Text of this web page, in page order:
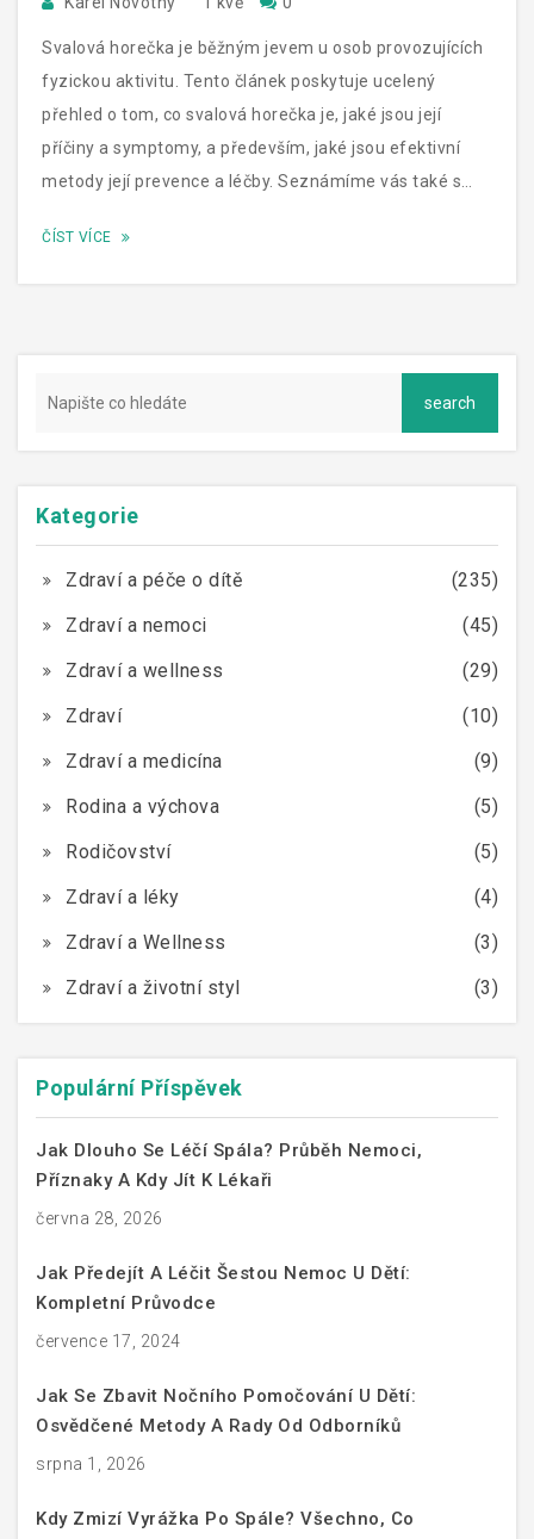
Svalová horečka je běžným jevem u osob provozujících
fyzickou aktivitu. Tento článek poskytuje ucelený
přehled o tom, co svalová horečka je, jaké jsou její
příčiny a symptomy, a především, jaké jsou efektivní
metody její prevence a léčby. Seznámíme vás také s
náročném cvičení byla co nejpříjemnější a
ČÍST VÍCE
Kategorie
Zdraví a péče o dítě
(235)
Zdraví a nemoci
(45)
Zdraví a wellness
(29)
Zdraví
(10)
Zdraví a medicína
(9)
Rodina a výchova
(5)
Rodičovství
(5)
Zdraví a léky
(4)
Zdraví a Wellness
(3)
Zdraví a životní styl
(3)
Populární Příspěvek
Jak Dlouho Se Léčí Spála? Průběh Nemoci,
Příznaky A Kdy Jít K Lékaři
června 28, 2026
Jak Předejít A Léčit Šestou Nemoc U Dětí:
Kompletní Průvodce
července 17, 2024
Jak Se Zbavit Nočního Pomočování U Dětí:
Osvědčené Metody A Rady Od Odborníků
srpna 1, 2026
Kdy Zmizí Vyrážka Po Spále? Všechno, Co